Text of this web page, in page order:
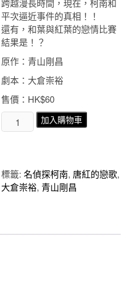
跨越漫長時間，現在，柯南和
平次逼近事件的真相！！
還有，和葉與紅葉的戀情比賽
結果是！？
原作：青山剛昌
劇本：大倉崇裕
售價：HK$60
偵
南
唐
紅
歌
加入購物車
標籤:名偵探柯南, 唐紅的戀歌,
大倉崇裕,青山剛昌